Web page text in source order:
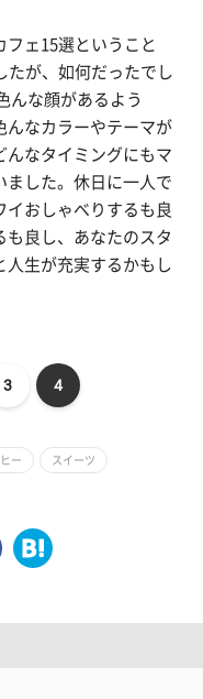
ェ15選ということ
たが、如何だったでし
んな顔があるよう
なカラーやテーマが
んなタイミングにもマ
ました。休日に一人で
イおしゃべりするも良
も良し、あなたのスタ
人生が充実するかもし
3 4
ー スイーツ